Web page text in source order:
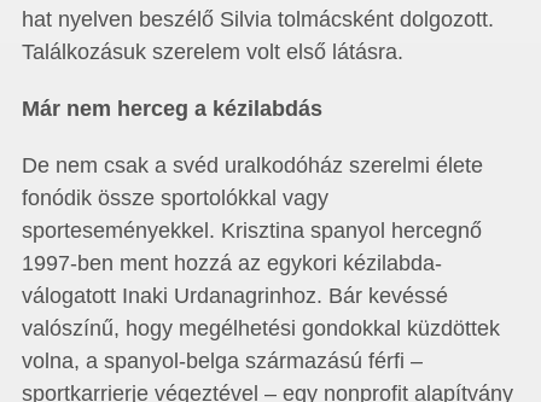
hat nyelven beszélő Silvia tolmácsként dolgozott.
Találkozásuk szerelem volt első látásra.
Már nem herceg a kézilabdás
De nem csak a svéd uralkodóház szerelmi élete
fonódik össze sportolókkal vagy
sporteseményekkel. Krisztina spanyol hercegnő
1997-ben ment hozzá az egykori kézilabda-
válogatott Inaki Urdanagrinhoz. Bár kevéssé
valószínű, hogy megélhetési gondokkal küzdöttek
volna, a spanyol-belga származású férfi –
sportkarrierje végeztével – egy nonprofit alapítvány